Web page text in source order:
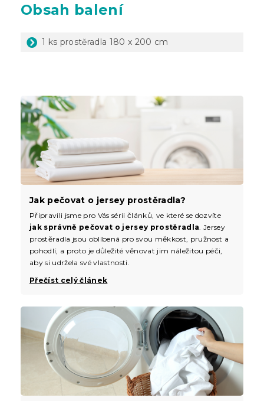
Obsah balení
1 ks prostěradla 180 x 200 cm
Jak pečovat o jersey prostěradla?
Připravili jsme pro Vás sérii článků, ve které se dozvíte
jak správně pečovat o jersey prostěradla . Jersey
prostěradla jsou oblíbená pro svou měkkost, pružnost a
pohodlí, a proto je důležité věnovat jim náležitou péči,
aby si udržela své vlastnosti.
Přečíst celý článek